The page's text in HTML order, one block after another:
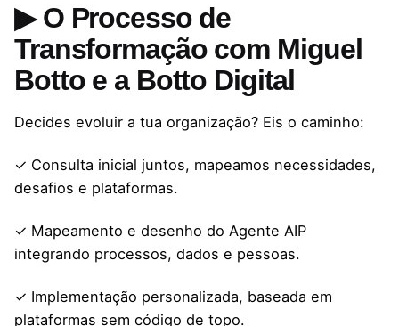
▶ O Processo de
Transformação com Miguel
Botto e a Botto Digital
Decides evoluir a tua organização? Eis o caminho:
✓ Consulta inicial juntos, mapeamos necessidades,
desafios e plataformas.
✓ Mapeamento e desenho do Agente AIP
integrando processos, dados e pessoas.
✓ Implementação personalizada, baseada em
plataformas sem código de topo.